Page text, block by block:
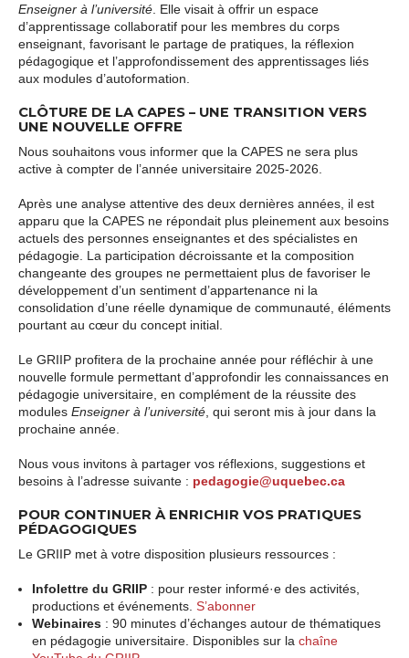
Enseigner à l’université . Elle visait à offrir un espace
d’apprentissage collaboratif pour les membres du corps
enseignant, favorisant le partage de pratiques, la réflexion
pédagogique et l’approfondissement des apprentissages liés
aux modules d’autoformation.
CLÔTURE DE LA CAPES – UNE TRANSITION VERS
UNE NOUVELLE OFFRE
Nous souhaitons vous informer que la CAPES ne sera plus
active à compter de l’année universitaire 2025-2026.
Après une analyse attentive des deux dernières années, il est
apparu que la CAPES ne répondait plus pleinement aux besoins
actuels des personnes enseignantes et des spécialistes en
pédagogie. La participation décroissante et la composition
changeante des groupes ne permettaient plus de favoriser le
développement d’un sentiment d’appartenance ni la
consolidation d’une réelle dynamique de communauté, éléments
pourtant au cœur du concept initial.
Le GRIIP profitera de la prochaine année pour réfléchir à une
nouvelle formule permettant d’approfondir les connaissances en
pédagogie universitaire, en complément de la réussite des
modules Enseigner à l’université , qui seront mis à jour dans la
prochaine année.
Nous vous invitons à partager vos réflexions, suggestions et
besoins à l’adresse suivante : pedagogie@uquebec.ca
POUR CONTINUER À ENRICHIR VOS PRATIQUES
PÉDAGOGIQUES
Le GRIIP met à votre disposition plusieurs ressources :
Infolettre du GRIIP : pour rester informé·e des activités,
productions et événements. S’abonner
Webinaires : 90 minutes d’échanges autour de thématiques
en pédagogie universitaire. Disponibles sur la chaîne